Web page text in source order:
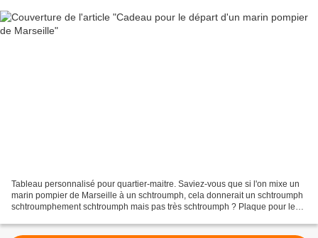
Tableau personnalisé pour quartier-maitre. Saviez-vous que si l'on mixe un
marin pompier de Marseille à un schtroumph, cela donnerait un schtroumph
schtroumphement schtroumph mais pas très schtroumph ? Plaque pour le